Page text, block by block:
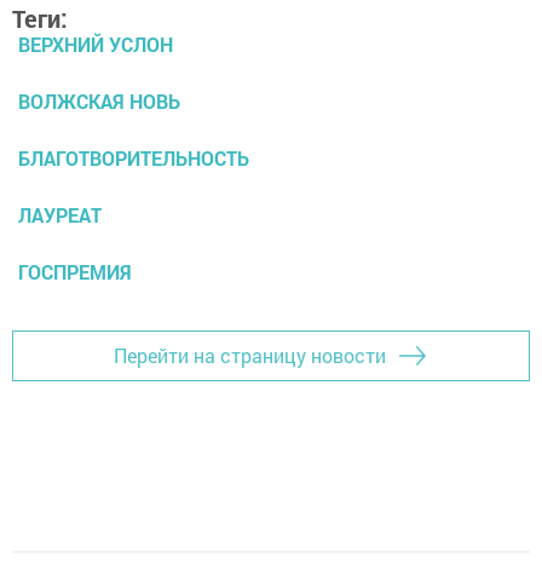
Теги:
ВЕРХНИЙ УСЛОН
ВОЛЖСКАЯ НОВЬ
БЛАГОТВОРИТЕЛЬНОСТЬ
ЛАУРЕАТ
ГОСПРЕМИЯ
Перейти на страницу новости